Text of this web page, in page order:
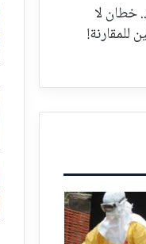
خطان لا
للمقارنة!